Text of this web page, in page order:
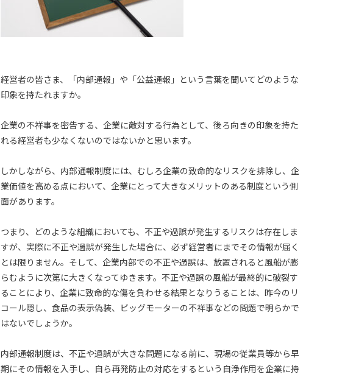
経営者の皆さま、「内部通報」や「公益通報」という言葉を聞いてどのような
印象を持たれますか。
企業の不祥事を密告する、企業に敵対する行為として、後ろ向きの印象を持た
れる経営者も少なくないのではないかと思います。
しかしながら、内部通報制度には、むしろ企業の致命的なリスクを排除し、企
業価値を高める点において、企業にとって大きなメリットのある制度という側
面があります。
つまり、どのような組織においても、不正や過誤が発生するリスクは存在しま
すが、実際に不正や過誤が発生した場合に、必ず経営者にまでその情報が届く
とは限りません。そして、企業内部での不正や過誤は、放置されると風船が膨
らむように次第に大きくなってゆきます。不正や過誤の風船が最終的に破裂す
ることにより、企業に致命的な傷を負わせる結果となりうることは、昨今のリ
コール隠し、食品の表示偽装、ビッグモーターの不祥事などの問題で明らかで
はないでしょうか。
内部通報制度は、不正や過誤が大きな問題になる前に、現場の従業員等から早
期にその情報を入手し、自ら再発防止の対応をするという自浄作用を企業に持